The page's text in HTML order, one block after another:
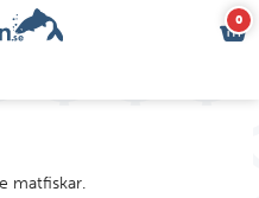
0
matfiskar.